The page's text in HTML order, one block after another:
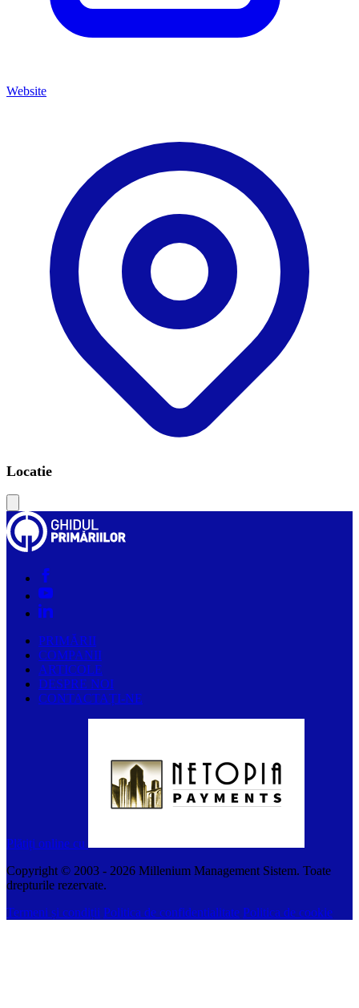
Website
Locatie
PRIMĂRII
COMPANII
ARTICOLE
DESPRE NOI
CONTACTAȚI-NE
Plătiți online cu
Copyright © 2003 - 2026 Millenium Management Sistem. Toate
drepturile rezervate.
Termeni și condiții Politica de confidentialitate Politica de cookie